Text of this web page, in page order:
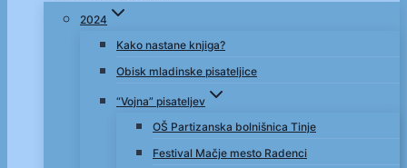
2024
Kako nastane knjiga?
Obisk mladinske pisateljice
“Vojna” pisateljev
OŠ Partizanska bolnišnica Tinje
Festival Mačje mesto Radenci